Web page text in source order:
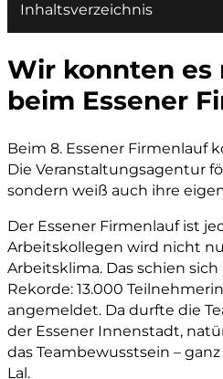
Inhaltsverzeichnis
Wir konnten es
beim Essener
Beim 8. Essener Firmenlauf
Die Veranstaltungsagentur
sondern weiß auch ihre
Der Essener Firmenlauf ist
Arbeitskollegen wird nicht
Arbeitsklima. Das schien
Rekorde: 13.000
angemeldet. Da durfte die
der Essener Innenstadt,
das Teambewusstsein –
Lal.